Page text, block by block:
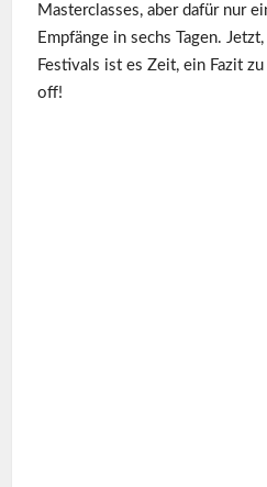
Masterclasses, aber dafür nur
Empfänge in sechs Tagen.
Festivals ist es Zeit, ein Fazit
off!